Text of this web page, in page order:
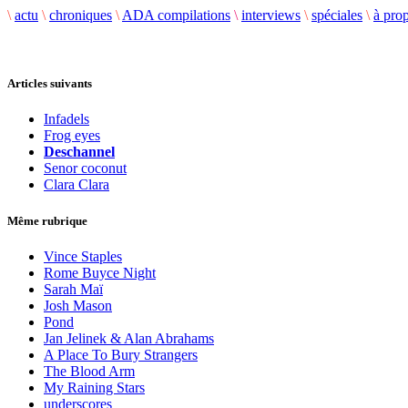
\ actu \ chroniques \ ADA compilations \ interviews \ spéciales \ à
Articles suivants
Infadels
Frog eyes
Deschannel
Senor coconut
Clara Clara
Même rubrique
Vince Staples
Rome Buyce Night
Sarah Maï
Josh Mason
Pond
Jan Jelinek & Alan Abrahams
A Place To Bury Strangers
The Blood Arm
My Raining Stars
underscores